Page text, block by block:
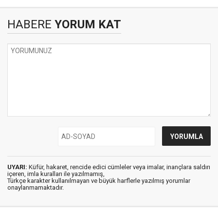
HABERE YORUM KAT
UYARI: Küfür, hakaret, rencide edici cümleler veya imalar, inançlara saldırı
içeren, imla kuralları ile yazılmamış,
Türkçe karakter kullanılmayan ve büyük harflerle yazılmış yorumlar
onaylanmamaktadır.